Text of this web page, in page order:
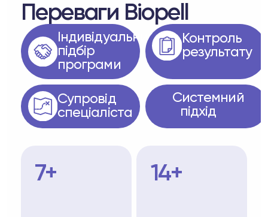
Переваги Biopell
Індивідуальний
підбір
програми
Контроль
результату
Супровід
спеціаліста
Системний
підхід
7+ 14+